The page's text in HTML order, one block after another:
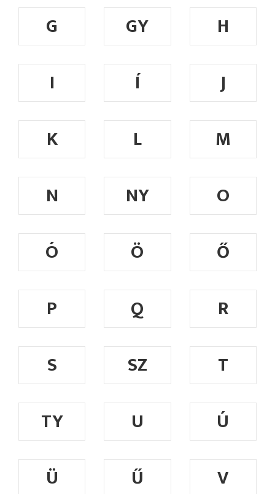
G GY
H
I
Í
J
K
L
M
N
NY
O
Ó
Ö
Ő
P
Q
R
S
SZ
T
TY
U
Ú
Ü
Ű
V